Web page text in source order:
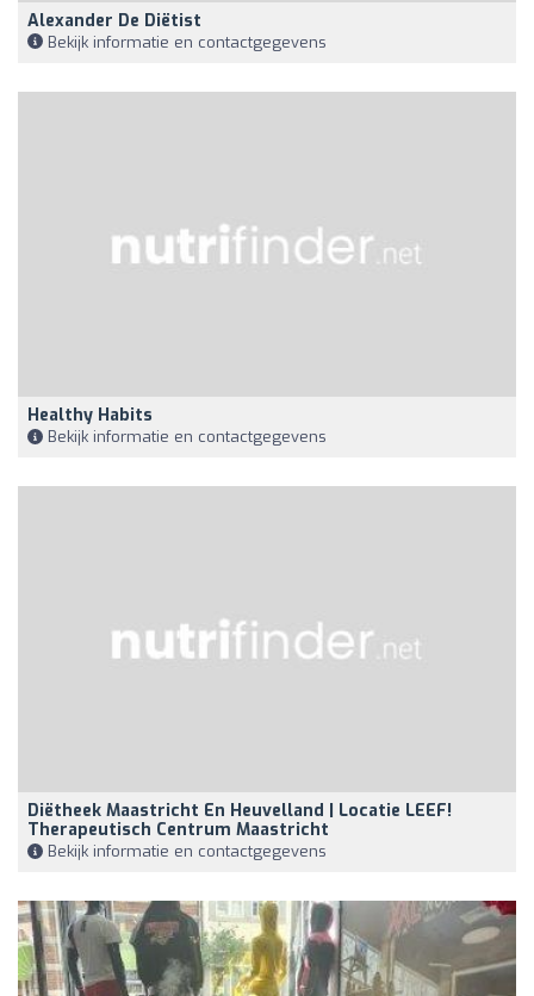
Alexander De Diëtist
Bekijk informatie en contactgegevens
Healthy Habits
Bekijk informatie en contactgegevens
Diëtheek Maastricht En Heuvelland | Locatie LEEF!
Therapeutisch Centrum Maastricht
Bekijk informatie en contactgegevens